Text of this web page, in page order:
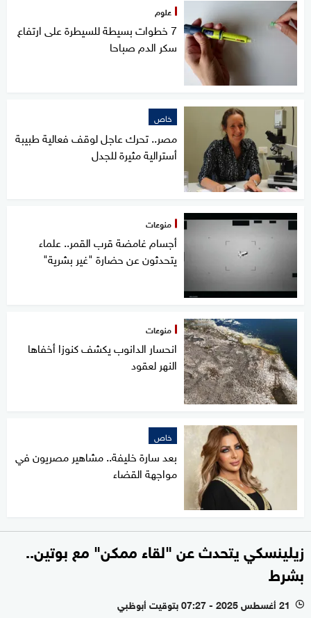
علوم
7 خطوات بسيطة للسيطرة على ارتفاع
سكر الدم صباحا
خاص
مصر.. تحرك عاجل لوقف فعالية طبيبة
أسترالية مثيرة للجدل
منوعات
أجسام غامضة قرب القمر.. علماء
يتحدثون عن حضارة "غير بشرية"
منوعات
انحسار الدانوب يكشف كنوزا أخفاها
النهر لعقود
خاص
بعد سارة خليفة.. مشاهير مصريون في
مواجهة القضاء
زيلينسكي يتحدث عن "لقاء ممكن" مع بوتين..
بشرط
l 21 أغسطس 2025 - 07:27 بتوقيت أبوظبي